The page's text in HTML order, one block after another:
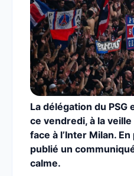
La délégation du PSG
ce vendredi, à la
face à l’Inter Milan.
publié un
calme.